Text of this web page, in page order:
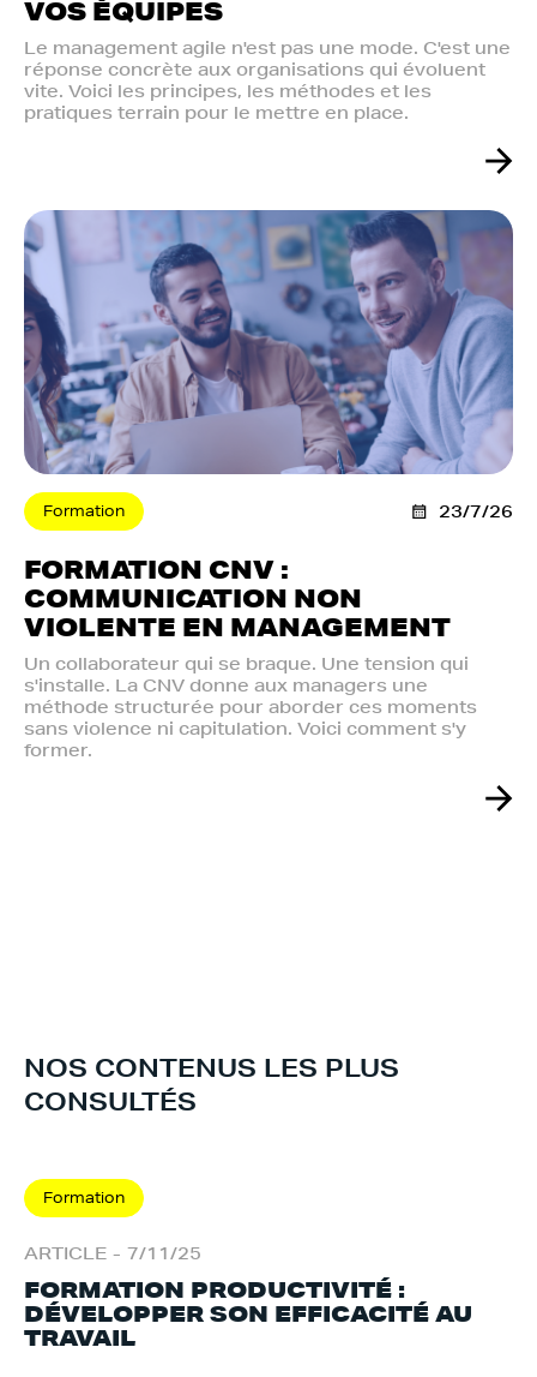
VOS ÉQUIPES
Le management agile n'est pas une mode. C'est une
réponse concrète aux organisations qui évoluent
vite. Voici les principes, les méthodes et les
pratiques terrain pour le mettre en place.
Formation 23/7/26
FORMATION CNV :
COMMUNICATION NON
VIOLENTE EN MANAGEMENT
Un collaborateur qui se braque. Une tension qui
s'installe. La CNV donne aux managers une
méthode structurée pour aborder ces moments
sans violence ni capitulation. Voici comment s'y
former.
NOS CONTENUS LES PLUS
CONSULTÉS
Formation
ARTICLE - 7/11/25
FORMATION PRODUCTIVITÉ :
DÉVELOPPER SON EFFICACITÉ AU
TRAVAIL